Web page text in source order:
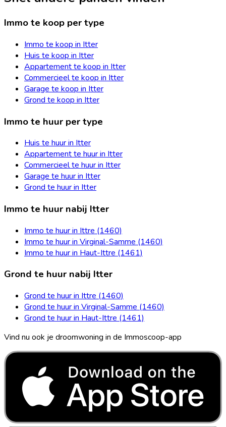
Immo te koop per type
Immo te koop in Itter
Huis te koop in Itter
Appartement te koop in Itter
Commercieel te koop in Itter
Garage te koop in Itter
Grond te koop in Itter
Immo te huur per type
Huis te huur in Itter
Appartement te huur in Itter
Commercieel te huur in Itter
Garage te huur in Itter
Grond te huur in Itter
Immo te huur nabij Itter
Immo te huur in Ittre (1460)
Immo te huur in Virginal-Samme (1460)
Immo te huur in Haut-Ittre (1461)
Grond te huur nabij Itter
Grond te huur in Ittre (1460)
Grond te huur in Virginal-Samme (1460)
Grond te huur in Haut-Ittre (1461)
Vind nu ook je droomwoning in de Immoscoop-app